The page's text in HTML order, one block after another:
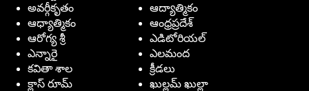
అవర్గీకృతం
ఆద్యాత్మికం
ఆధ్యాత్మికం
ఆంధ్రప్రదేశ్
ఆరోగ్య శ్రీ
ఎడిటోరియల్
ఎన్నారై
ఎలమంద
కవితా శాల
క్రీడలు
క్లాస్ రూమ్
ఖుల్లమ్ ఖుల్లా